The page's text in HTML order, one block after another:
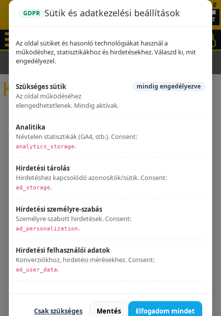
GDPR Sütik és adatkezelési beállítások
Az oldal sütiket és hasonló technológiákat használ a
működéshez, statisztikákhoz és hirdetésekhez. Válaszd ki, mit
engedélyezel.
Szükséges sütik
Az oldal működéséhez
elengedhetetlenek. Mindig aktívak.
mindig engedélyezve
Analitika
Névtelen statisztikák (GA4, stb.). Consent:
analytics_storage.
Hirdetési tárolás
Hirdetéshez kapcsolódó azonosítók/sütik. Consent:
ad_storage.
Hirdetési személyre-szabás
Személyre szabott hirdetések. Consent:
ad_personalization.
Hirdetési felhasználói adatok
Konverziókhoz, hirdetési mérésekhez. Consent:
ad_user_data.
Csak szükséges Mentés Elfogadom mindet
0
Kezdőlap Kipufogók
Kipufogók